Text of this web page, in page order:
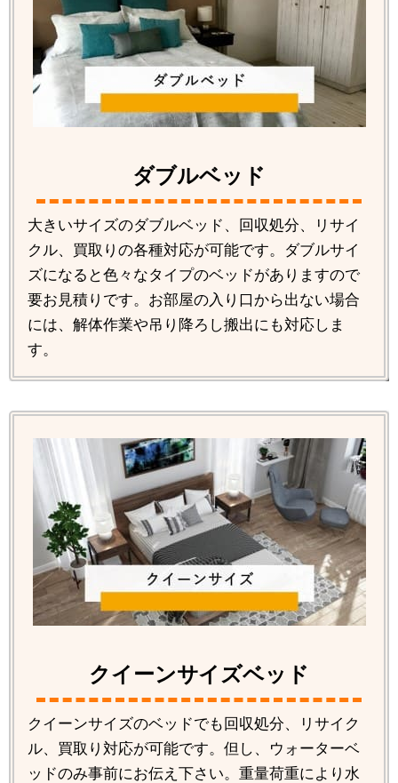
ダブルベッド
大きいサイズのダブルベッド、回収処分、リサイ
クル、買取りの各種対応が可能です。ダブルサイ
ズになると色々なタイプのベッドがありますので
要お見積りです。お部屋の入り口から出ない場合
には、解体作業や吊り降ろし搬出にも対応しま
す。
クイーンサイズベッド
クイーンサイズのベッドでも回収処分、リサイク
ル、買取り対応が可能です。但し、ウォーターベ
ッドのみ事前にお伝え下さい。重量荷重により水